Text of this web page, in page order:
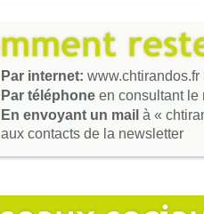
Par internet:
Par téléphone en consultant le
En envoyant un mail à «
aux contacts de la newsletter